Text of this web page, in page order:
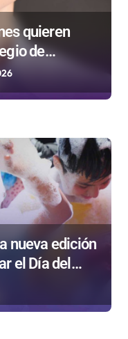
quieren
de
Mordaza
nueva edición
el Día del